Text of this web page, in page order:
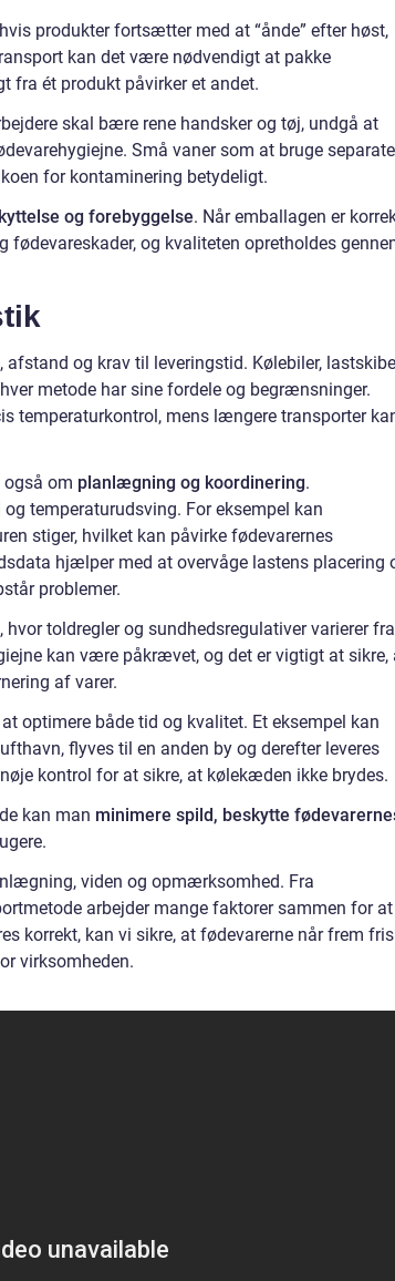
produkter fortsætter med at “ånde” efter høst,
kan det være nødvendigt at pakke
fra ét produkt påvirker et andet.
skal bære rene handsker og tøj, undgå at
Små vaner som at bruge separate
for kontaminering betydeligt.
og forebyggelse. Når emballagen er
og kvaliteten opretholdes
og krav til leveringstid. Kølebiler,
metode har sine fordele og begrænsninger.
temperaturkontrol, mens længere transporter
om planlægning og koordinering.
temperaturudsving. For eksempel kan
stiger, hvilket kan påvirke fødevarernes
hjælper med at overvåge lastens placering
problemer.
toldregler og sundhedsregulativer varierer fra
kan være påkrævet, og det er vigtigt at sikre,
af varer.
optimere både tid og kvalitet. Et eksempel kan
flyves til en anden by og derefter leveres
kontrol for at sikre, at kølekæden ikke brydes.
kan man minimere spild, beskytte
viden og opmærksomhed. Fra
arbejder mange faktorer sammen for at
korrekt, kan vi sikre, at fødevarerne når frem
virksomheden.